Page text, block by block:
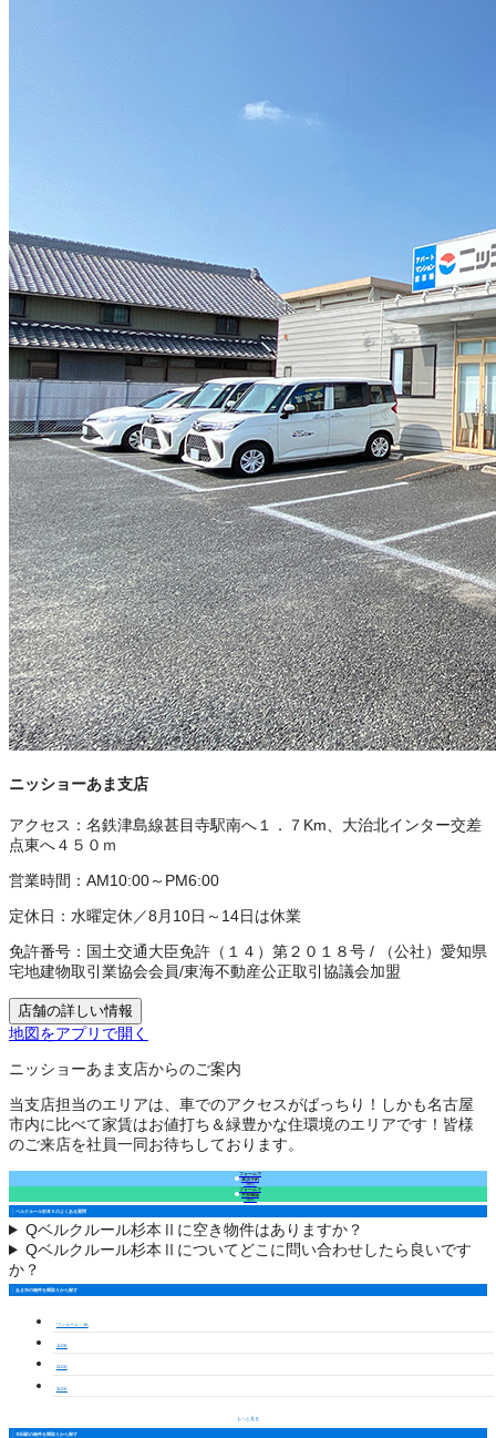
ニッショーあま支店
アクセス： 名鉄津島線甚目寺駅南へ１．７Km、大治北インター交差
点東へ４５０ｍ
営業時間： AM10:00～PM6:00
定休日： 水曜定休／8月10日～14日は休業
免許番号： 国土交通大臣免許（１４）第２０１８号 /
（公社）愛知県
宅地建物取引業協会会員/東海不動産公正取引協議会加盟
店舗の詳しい情報
地図をアプリで開く
ニッショーあま支店からのご案内
当支店担当のエリアは、車でのアクセスがばっちり！しかも名古屋
市内に比べて家賃はお値打ち＆緑豊かな住環境のエリアです！皆様
のご来店を社員一同お待ちしております。
フォームで
来店予約
（無料）
フォームで
空室確認
（無料）
ベルクルール杉本Ⅱのよくある質問
Qベルクルール杉本Ⅱに空き物件はありますか？
Qベルクルール杉本Ⅱについてどこに問い合わせしたら良いです
か？
あま市の物件を間取りから探す
ワンルーム・1K
1LDK
2LDK
3LDK
もっと見る
木田駅の物件を間取りから探す